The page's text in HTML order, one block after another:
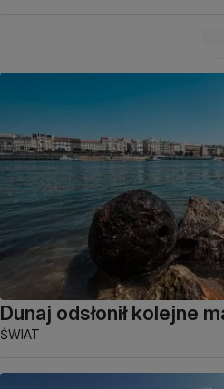
Dunaj odsłonił kolejne
ŚWIAT